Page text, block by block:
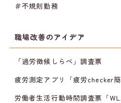
＃不規則勤務
職場改善のアイデア
「過労徴候しらべ」調査票
疲労測定アプリ「疲労checker簡
労働者生活行動時間調査票「